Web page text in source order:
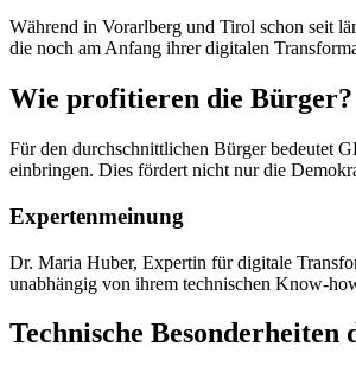
Während in Vorarlberg und Tirol schon seit
die noch am Anfang ihrer digitalen
Wie profitieren die Bürger?
Für den durchschnittlichen Bürger bedeutet
einbringen. Dies fördert nicht nur die
Expertenmeinung
Dr. Maria Huber, Expertin für digitale
unabhängig von ihrem technischen Know-
Technische Besonderheiten